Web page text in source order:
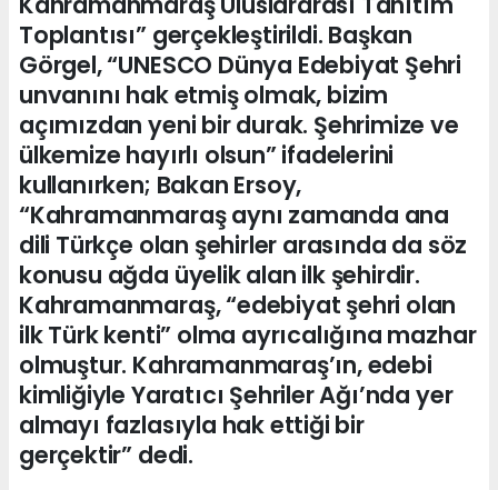
Toplantısı” gerçekleştirildi. Başkan
Görgel, “UNESCO Dünya Edebiyat Şehri
unvanını hak etmiş olmak, bizim
açımızdan yeni bir durak. Şehrimize ve
ülkemize hayırlı olsun” ifadelerini
kullanırken; Bakan Ersoy,
“Kahramanmaraş aynı zamanda ana
dili Türkçe olan şehirler arasında da söz
konusu ağda üyelik alan ilk şehirdir.
Kahramanmaraş, “edebiyat şehri olan
ilk Türk kenti” olma ayrıcalığına mazhar
olmuştur. Kahramanmaraş’ın, edebi
kimliğiyle Yaratıcı Şehriler Ağı’nda yer
almayı fazlasıyla hak ettiği bir
gerçektir” dedi.